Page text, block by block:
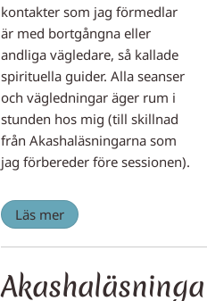
kontakter som jag förmedlar
är med bortgångna eller
andliga vägledare, så kallade
spirituella guider. Alla seanser
och vägledningar äger rum i
stunden hos mig (till skillnad
från Akashaläsningarna som
jag förbereder före sessionen).
Läs mer